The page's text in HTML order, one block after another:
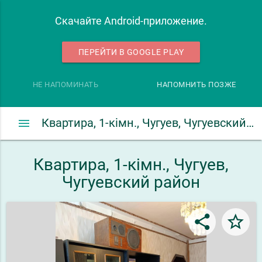
Скачайте Android-приложение.
ПЕРЕЙТИ В GOOGLE PLAY
НЕ НАПОМИНАТЬ НАПОМНИТЬ ПОЗЖЕ
Квартира, 1-кімн., Чугуев, Чугуевский район
menu
Квартира, 1-кімн., Чугуев,
Чугуевский район
share star_border